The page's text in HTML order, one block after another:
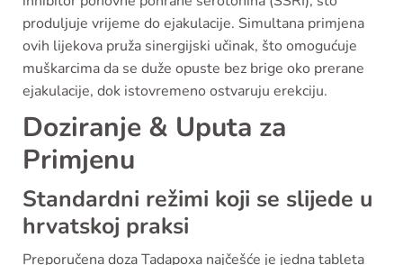
produljuje vrijeme do ejakulacije. Simultana primjena
ovih lijekova pruža sinergijski učinak, što omogućuje
muškarcima da se duže opuste bez brige oko prerane
ejakulacije, dok istovremeno ostvaruju erekciju.
Doziranje & Uputa za
Primjenu
Standardni režimi koji se slijede u
hrvatskoj praksi
Preporučena doza Tadapoxa najčešće je jedna tableta